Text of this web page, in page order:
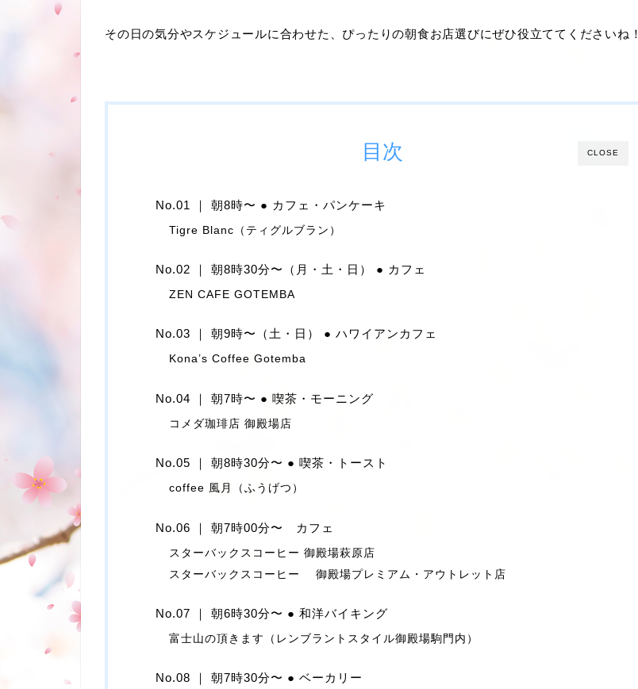
その日の気分やスケジュールに合わせた、ぴったりの朝食お店選びにぜひ役立ててくださいね！
CLOSE
目次
No.01 ｜ 朝8時〜 ● カフェ・パンケーキ
Tigre Blanc（ティグルブラン）
No.02 ｜ 朝8時30分〜（月・土・日） ● カフェ
ZEN CAFE GOTEMBA
No.03 ｜ 朝9時〜（土・日） ● ハワイアンカフェ
Kona’s Coffee Gotemba
No.04 ｜ 朝7時〜 ● 喫茶・モーニング
コメダ珈琲店 御殿場店
No.05 ｜ 朝8時30分〜 ● 喫茶・トースト
coffee 風月（ふうげつ）
No.06 ｜ 朝7時00分〜 カフェ
スターバックスコーヒー 御殿場萩原店
スターバックスコーヒー 御殿場プレミアム・アウトレット店
No.07 ｜ 朝6時30分〜 ● 和洋バイキング
富士山の頂きます（レンブラントスタイル御殿場駒門内）
No.08 ｜ 朝7時30分〜 ● ベーカリー